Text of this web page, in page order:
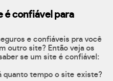
é confiável para
e confiáveis pra você
outro site? Então veja os
se um site é confiável:
quanto tempo o site existe?